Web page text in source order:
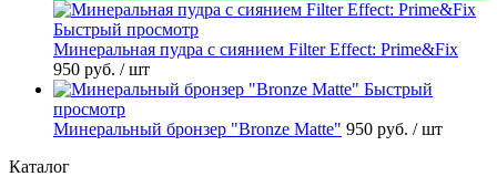
Быстрый просмотр
Минеральная пудра с сиянием Filter Effect: Prime&Fix
950 руб. / шт
Быстрый
просмотр
Минеральный бронзер "Bronze Matte" 950 руб. / шт
Каталог